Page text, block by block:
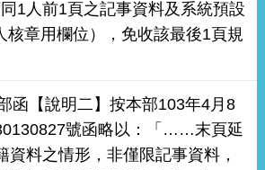
1人前1頁之記事資料及系統預設
核章用欄位），免收該最後1頁規
函【說明二】按本部103年4月8
號函略以：「……末頁延
資料之情形，非僅限記事資料，